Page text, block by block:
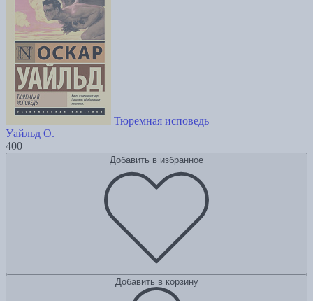
Тюремная исповедь
Уайльд О.
400
Добавить в избранное
Добавить в корзину